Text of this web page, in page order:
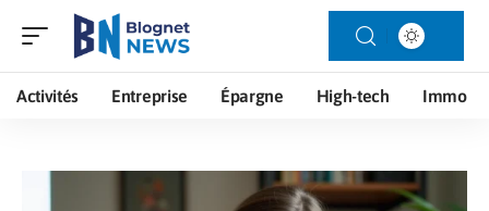
Activités Entreprise Épargne High-tech Immo